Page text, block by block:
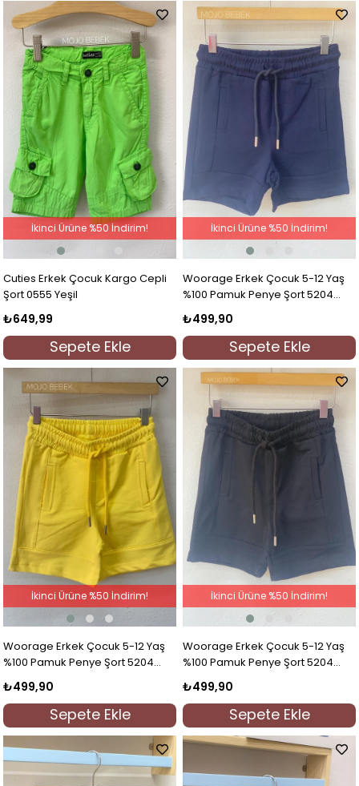
Cuties Erkek Çocuk Kargo Cepli
Şort 0555 Yeşil
₺649,99
Sepete Ekle
İkinci Ürüne %50 İndirim!
Woorage Erkek Çocuk 5-12 Yaş
%100 Pamuk Penye Şort 5204
Lacivert
₺499,90
Sepete Ekle
İkinci Ürüne %50 İndirim!
Woorage Erkek Çocuk 5-12 Yaş
%100 Pamuk Penye Şort 5204
Sarı
₺499,90
Sepete Ekle
İkinci Ürüne %50 İndirim!
Woorage Erkek Çocuk 5-12 Yaş
%100 Pamuk Penye Şort 5204
Siyah
₺499,90
Sepete Ekle
İkinci Ürüne %50 İndirim!